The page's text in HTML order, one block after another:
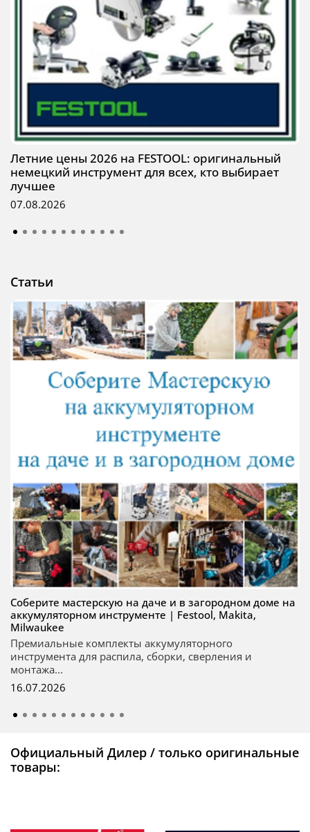
Летние цены 2026 на FESTOOL: оригинальный
немецкий инструмент для всех, кто выбирает
лучшее
07.08.2026
Статьи
Соберите мастерскую на даче и в загородном доме на
аккумуляторном инструменте | Festool, Makita,
Milwaukee
Премиальные комплекты аккумуляторного
инструмента для распила, сборки, сверления и
монтажа...
16.07.2026
Официальный Дилер / только оригинальные
товары: